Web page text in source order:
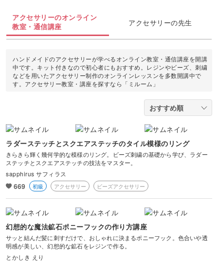
デジタルイラスト
ボタニカルキャンドル
アロマキャンドル
折り紙
カルトナージュ
つまみ細工
水引
レザークラフト
クラフト
ぬいぐるみ
多肉植物
占い
金継ぎ
フラワーアレンジメント
アロマ・ハーブ
パーソナルカラー
暮らし
ダンス
ピラティス
ヨガ
アイシングクッキー
洋菓子
マネー
EC・集客
すべて
カメラ基礎
ボケ・丸ボケ
構図
光・ライティング
風景・スナップ
物撮り・テーブルフォト
ポートレート
アクセサリーのオンライン
教室・通信講座
アクセサリーの先生
ハンドメイドのアクセサリーが学べるオンライン教室・通信講座を開講
中です。キット付きなので初心者にもおすすめ。レジンやビーズ、刺繍
などを用いたアクセサリー制作のオンラインレッスンを多数開講中で
す。アクセサリー教室・講座を探すなら「ミルーム」
ラダーステッチとスクエアステッチのタイル模様のリング
きらきら輝く幾何学的な模様のリング。ビーズ刺繍の基礎から学び、ラダー
ステッチとスクエアステッチの技法をマスター。
sapphirus サフィラス
669 初級 アクセサリー ビーズアクセサリー
幻想的な魔法鉱石ポニーフックの作り方講座
サッと結んだ髪に刺すだけで、おしゃれに決まるポニーフック。色合いや透
明感が美しい、幻想的な鉱石をレジンで作る。
とかしき えり